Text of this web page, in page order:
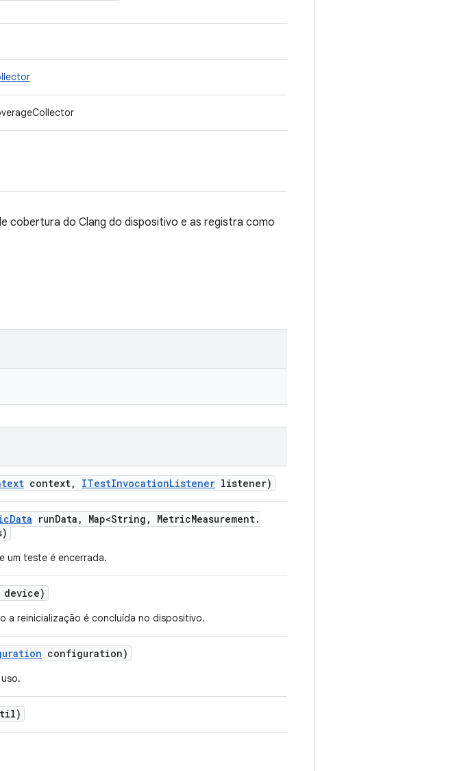
cobertura do Clang do dispositivo e as registra como
context, ITestInvocationListener listener)
Data runData , Map<String , MetricMeasurement.
um teste é encerrada.
device)
a reinicialização é concluída no dispositivo.
configuration)